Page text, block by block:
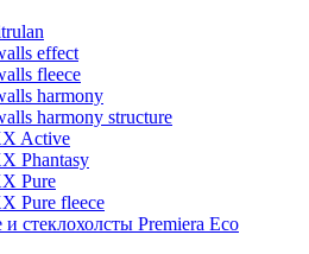
effect
fleece
harmony
harmony structure
Active
Phantasy
Pure
Pure fleece
стеклохолсты Premiera Eco